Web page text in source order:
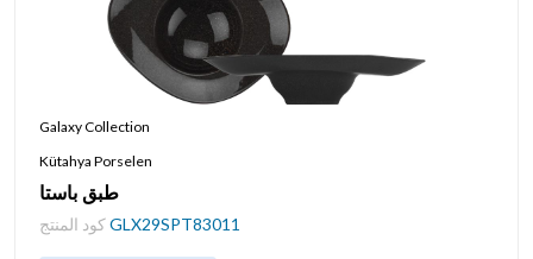
Galaxy Collection
Kütahya Porselen
طبق باستا
GLX29SPT83011